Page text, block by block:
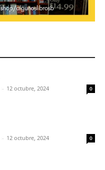
- 12 octubre, 2024 0
- 12 octubre, 2024 0